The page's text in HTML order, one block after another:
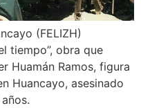
(FELIZH)
tiempo”, obra que
Huamán Ramos, figura
Huancayo, asesinado